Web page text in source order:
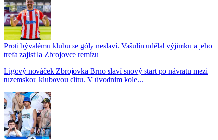
Proti bývalému klubu se góly neslaví. Vašulín udělal výjimku a jeho
trefa zajistila Zbrojovce remízu
Ligový nováček Zbrojovka Brno slaví snový start po návratu mezi
tuzemskou klubovou elitu. V úvodním kole...